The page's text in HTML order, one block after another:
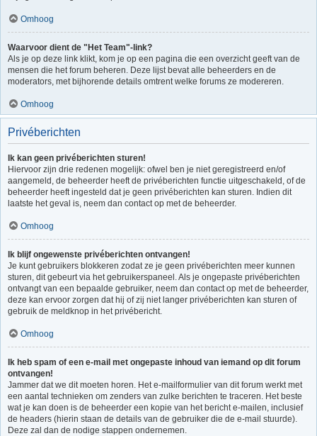
Omhoog
Waarvoor dient de "Het Team"-link?
Als je op deze link klikt, kom je op een pagina die een overzicht geeft van de
mensen die het forum beheren. Deze lijst bevat alle beheerders en de
moderators, met bijhorende details omtrent welke forums ze modereren.
Omhoog
Privéberichten
Ik kan geen privéberichten sturen!
Hiervoor zijn drie redenen mogelijk: ofwel ben je niet geregistreerd en/of
aangemeld, de beheerder heeft de privéberichten functie uitgeschakeld, of de
beheerder heeft ingesteld dat je geen privéberichten kan sturen. Indien dit
laatste het geval is, neem dan contact op met de beheerder.
Omhoog
Ik blijf ongewenste privéberichten ontvangen!
Je kunt gebruikers blokkeren zodat ze je geen privéberichten meer kunnen
sturen, dit gebeurt via het gebruikerspaneel. Als je ongepaste privéberichten
ontvangt van een bepaalde gebruiker, neem dan contact op met de beheerder,
deze kan ervoor zorgen dat hij of zij niet langer privéberichten kan sturen of
gebruik de meldknop in het privébericht.
Omhoog
Ik heb spam of een e-mail met ongepaste inhoud van iemand op dit forum
ontvangen!
Jammer dat we dit moeten horen. Het e-mailformulier van dit forum werkt met
een aantal technieken om zenders van zulke berichten te traceren. Het beste
wat je kan doen is de beheerder een kopie van het bericht e-mailen, inclusief
de headers (hierin staan de details van de gebruiker die de e-mail stuurde).
Deze zal dan de nodige stappen ondernemen.